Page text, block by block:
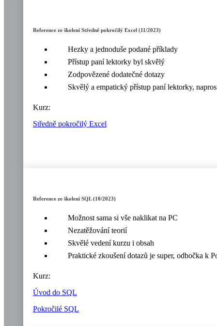
Reference ze školení Středně pokročilý Excel (11/2023)
Hezky a jednoduše podané příklady
Přístup paní lektorky byl skvělý
Zodpovězené dodatečné dotazy
Skvělý a empatický přístup paní lektorky,
Kurz:
Středně pokročilý Excel
Reference ze školení SQL (10/2023)
Možnost sama si vše naklikat na PC
Nezatěžování teorií
Skvělé vedení kurzu i obsah
Praktické zkoušení dotazů je super, odbočka k
Kurz:
Úvod do SQL
Pokročilé SQL